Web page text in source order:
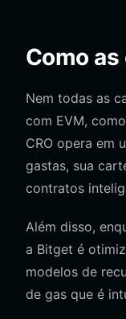
Como
Nem todas as
com EVM,
CRO opera em
gastas, sua
contratos
Além disso,
a Bitget é
modelos de
de gas que é